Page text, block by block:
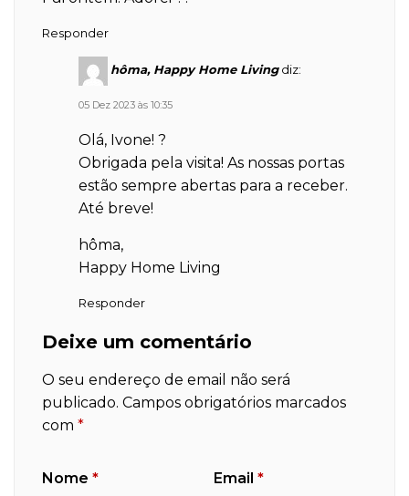
Responder
hôma, Happy Home Living diz:
05 Dez 2023 às 10:35
Olá, Ivone! ?
Obrigada pela visita! As nossas portas
estão sempre abertas para a receber.
Até breve!
hôma,
Happy Home Living
Responder
Deixe um comentário
O seu endereço de email não será
publicado. Campos obrigatórios marcados
com *
Nome * Email *